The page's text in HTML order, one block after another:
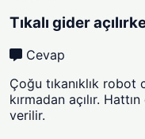
Tıkalı gider
Cevap
Çoğu tıkanıklık
kırmadan açılır.
verilir.